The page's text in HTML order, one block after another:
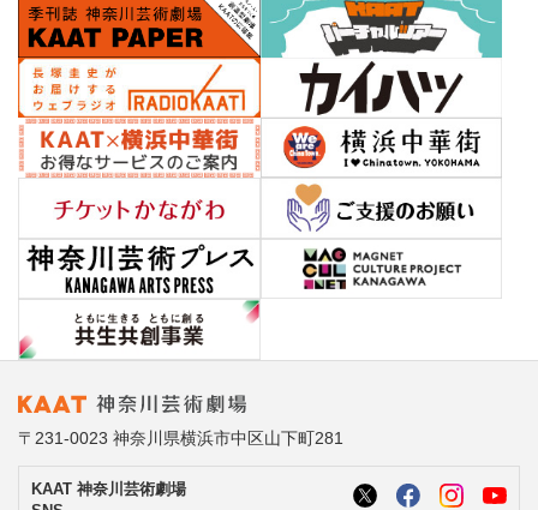
〒231-0023 神奈川県横浜市中区山下町281
KAAT 神奈川芸術劇場